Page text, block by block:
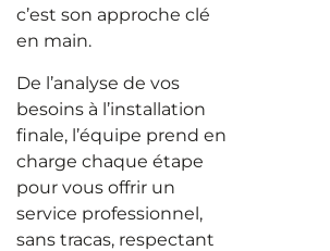
c’est son approche clé
en main.
De l’analyse de vos
besoins à l’installation
finale, l’équipe prend en
charge chaque étape
pour vous offrir un
service professionnel,
sans tracas, respectant